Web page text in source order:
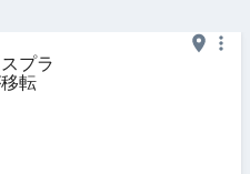
プラ
転